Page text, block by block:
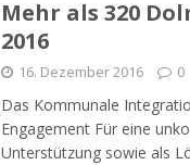
Mehr als 320
2016
16. Dezember 2016 0
Das Kommunale
Engagement Für eine
Unterstützung sowie als